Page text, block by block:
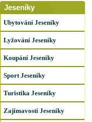
Jeseníky
Ubytování Jeseníky
Lyžování Jeseníky
Koupání Jeseníky
Sport Jeseníky
Turistika Jeseníky
Zajímavosti Jeseníky